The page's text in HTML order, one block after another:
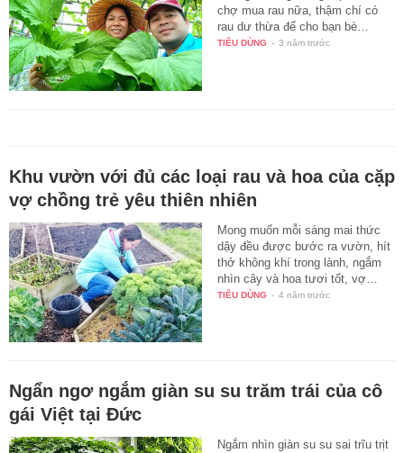
chợ mua rau nữa, thậm chí có
rau dư thừa để cho bạn bè…
TIÊU DÙNG - 3 năm trước
Khu vườn với đủ các loại rau và hoa của cặp
vợ chồng trẻ yêu thiên nhiên
Mong muốn mỗi sáng mai thức
dậy đều được bước ra vườn, hít
thở không khí trong lành, ngắm
nhìn cây và hoa tươi tốt, vợ…
TIÊU DÙNG - 4 năm trước
Ngẩn ngơ ngắm giàn su su trăm trái của cô
gái Việt tại Đức
Ngắm nhìn giàn su su sai trĩu trịt